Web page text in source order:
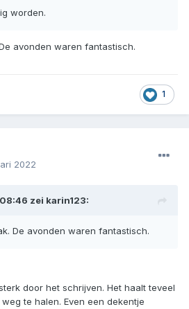
worden.
avonden waren fantastisch.
1
2022
zei karin123:
De avonden waren fantastisch.
door het schrijven. Het haalt teveel
te halen. Even een dekentje